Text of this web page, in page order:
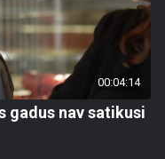
00:04:14
gadus nav satikusi